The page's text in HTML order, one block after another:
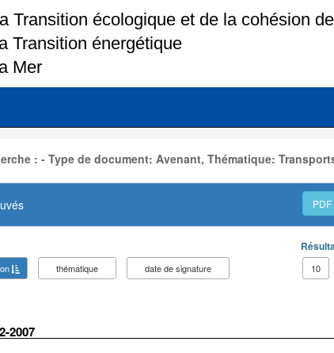
: - Type de document: Avenant, Thématique:
PDF
thématique
date de signature
10
2007